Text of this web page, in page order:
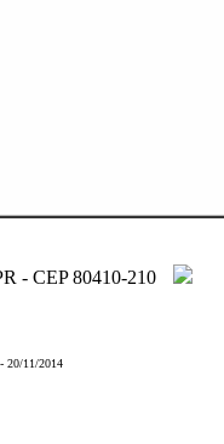
- CEP 80410-210
20/11/2014